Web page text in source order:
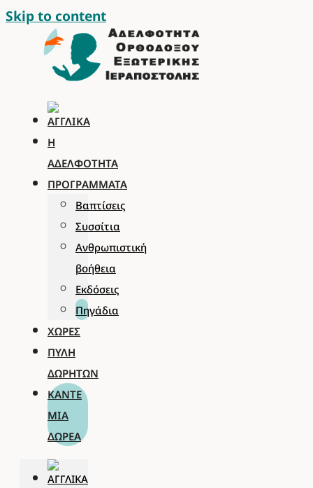
Skip to content
Η
ΑΔΕΛΦΌΤΗΤΑ
ΠΡΟΓΡΆΜΜΑΤΑ
Βαπτίσεις
Συσσίτια
Ανθρωπιστική
βοήθεια
Εκδόσεις
Πηγάδια
ΧΏΡΕΣ
ΠΎΛΗ
ΔΩΡΗΤΏΝ
ΚΆΝΤΕ
ΜΊΑ
ΔΩΡΕΆ